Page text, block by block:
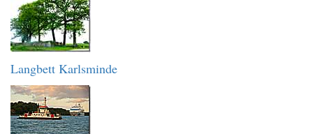
Langbett Karlsminde